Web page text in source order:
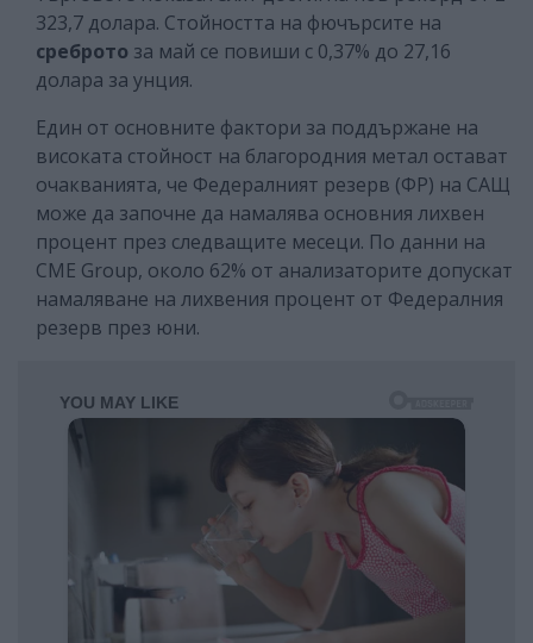
323,7 долара. Стойността на фючърсите на
среброто за май се повиши с 0,37% до 27,16
долара за унция.
Един от основните фактори за поддържане на
високата стойност на благородния метал остават
очакванията, че Федералният резерв (ФР) на САЩ
може да започне да намалява основния лихвен
процент през следващите месеци. По данни на
CME Group, около 62% от анализаторите допускат
намаляване на лихвения процент от Федералния
резерв през юни.